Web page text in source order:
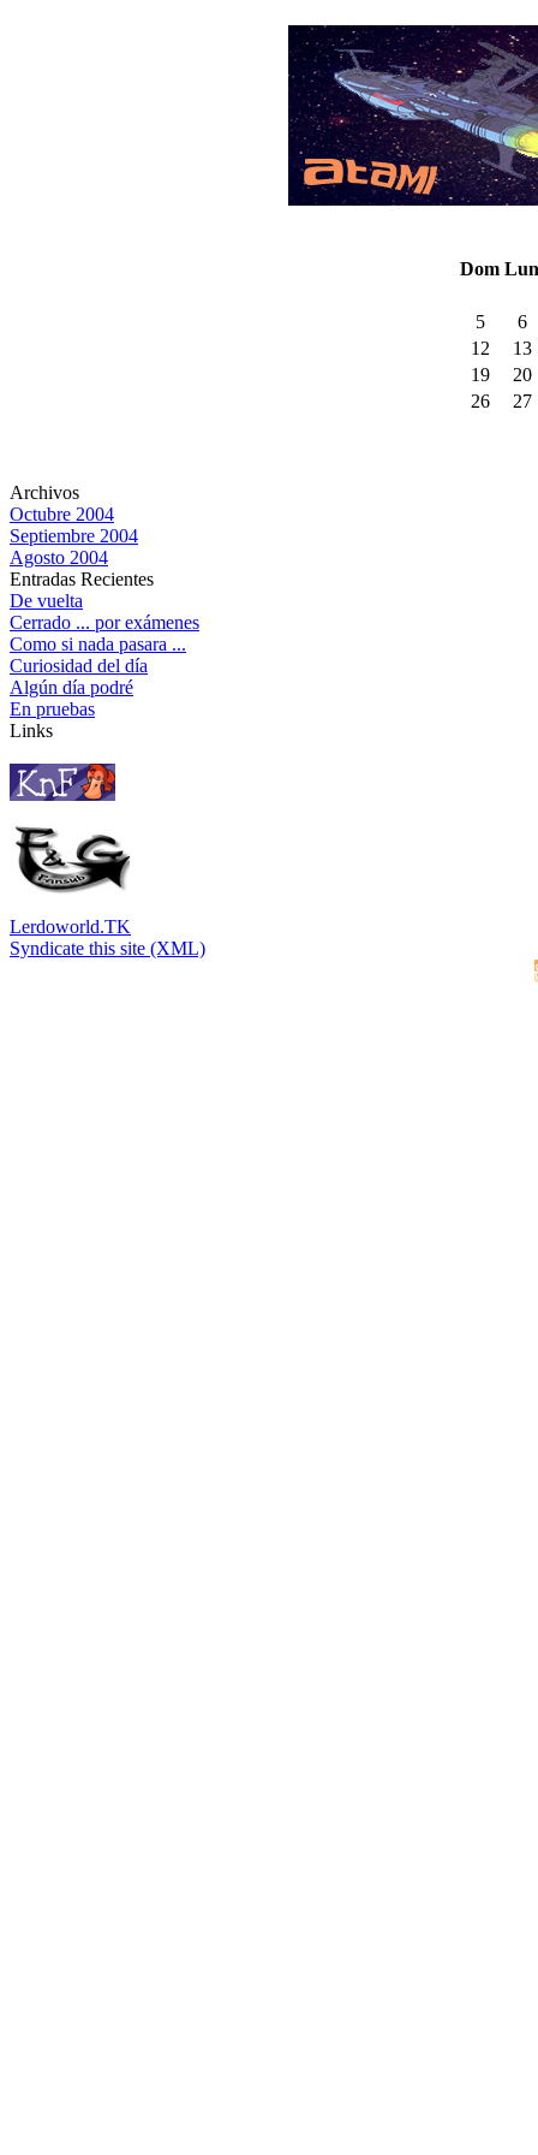
Dom Lun
5
6
12
13
19
20
26
27
Archivos
Octubre 2004
Septiembre 2004
Agosto 2004
Entradas Recientes
De vuelta
Cerrado ... por exámenes
Como si nada pasara ...
Curiosidad del día
Algún día podré
En pruebas
Links
Lerdoworld.TK
Syndicate this site (XML)